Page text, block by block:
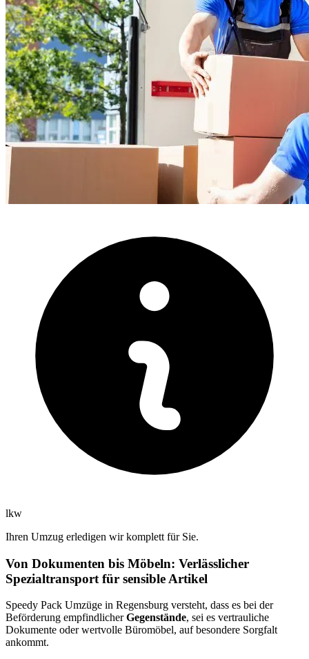
lkw
Ihren Umzug erledigen wir komplett für Sie.
Von Dokumenten bis Möbeln: Verlässlicher
Spezialtransport für sensible Artikel
Speedy Pack Umzüge in Regensburg versteht, dass es bei der
Beförderung empfindlicherGegenstände, sei es vertrauliche
Dokumente oder wertvolle Büromöbel, auf besondere Sorgfalt
ankommt.